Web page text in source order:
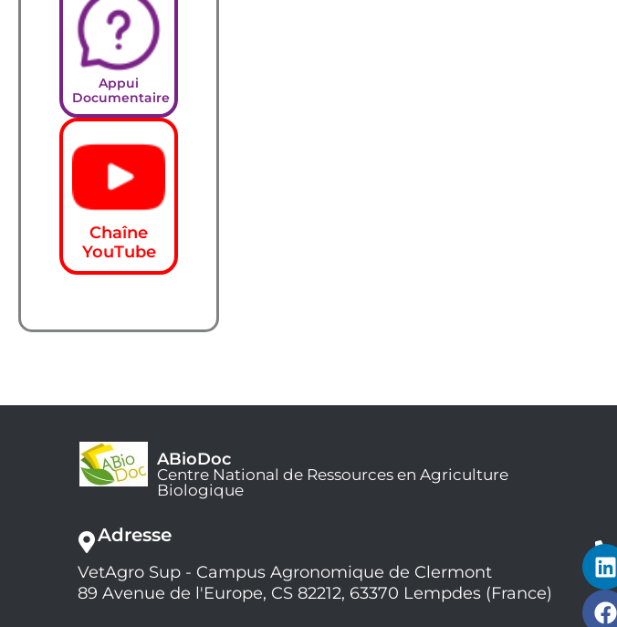
Appui
Documentaire
Chaîne
YouTube
ABioDoc
Centre National de Ressources en Agriculture
Biologique
Adresse
VetAgro Sup - Campus Agronomique de Clermont
89 Avenue de l'Europe, CS 82212, 63370 Lempdes (France)
L
i
n
F
a
c
Y
o
u